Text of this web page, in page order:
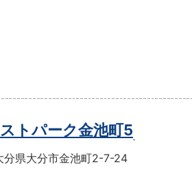
トパーク金池町5
分県大分市金池町2-7-24